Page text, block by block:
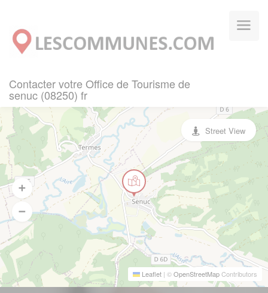
Contacter votre Office de Tourisme de
senuc (08250) fr
Leaflet | ©OpenStreetMapContributors
Street View